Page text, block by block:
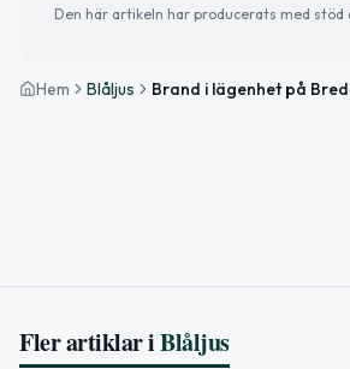
Den här artikeln har producerats med
Hem Blåljus
Fler artiklar iBlåljus